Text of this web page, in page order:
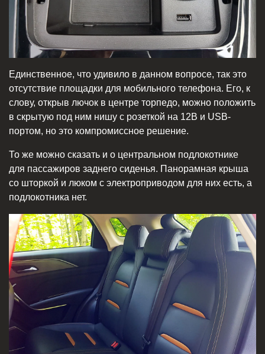
Единственное, что удивило в данном вопросе, так это
отсутствие площадки для мобильного телефона. Его, к
слову, открыв лючок в центре торпедо, можно положить
в скрытую под ним нишу с розеткой на 12В и USB-
портом, но это компромиссное решение.
То же можно сказать и о центральном подлокотнике
для пассажиров заднего сиденья. Панорамная крыша
со шторкой и люком с электроприводом для них есть, а
подлокотника нет.